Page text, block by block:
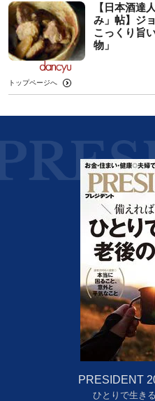
【日本酒達
み」帖】ジ
こっくり旨
物」
トップページへ
PRESIDENT
ひとりで生き